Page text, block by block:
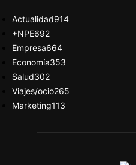
Actualidad914
+NPE692
Empresa664
Economía353
Salud302
Viajes/ocio265
Marketing113